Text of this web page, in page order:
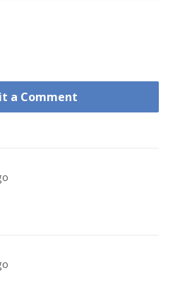
a Comment